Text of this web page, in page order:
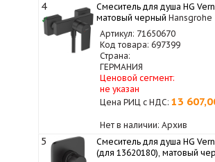
4
✓
Смеситель для душа HG
матовый черный Hansgrohe
Артикул: 71650670
Код товара: 697399
Страна:
ГЕРМАНИЯ
Ценовой сегмент:
не указан
Цена РИЦ с НДС: 13
Нет в наличии: Архив
5
Смеситель для душа HG
(для 13620180), матовый